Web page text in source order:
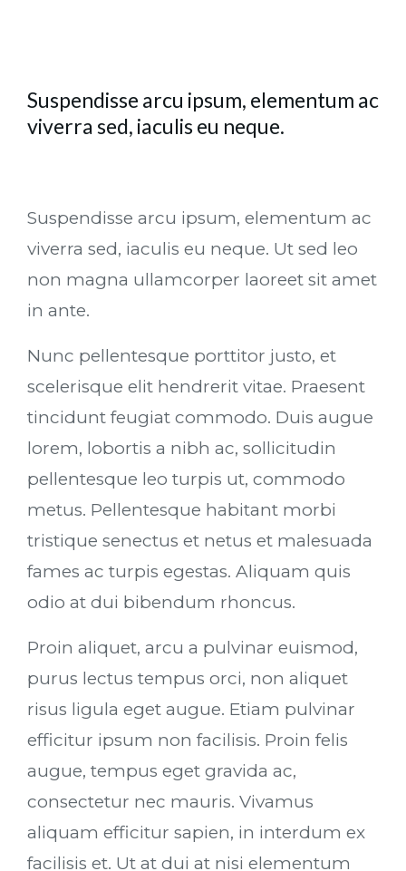
Suspendisse arcu ipsum, elementum ac
viverra sed, iaculis eu neque.
Suspendisse arcu ipsum, elementum ac
viverra sed, iaculis eu neque. Ut sed leo
non magna ullamcorper laoreet sit amet
in ante.
Nunc pellentesque porttitor justo, et
scelerisque elit hendrerit vitae. Praesent
tincidunt feugiat commodo. Duis augue
lorem, lobortis a nibh ac, sollicitudin
pellentesque leo turpis ut, commodo
metus. Pellentesque habitant morbi
tristique senectus et netus et malesuada
fames ac turpis egestas. Aliquam quis
odio at dui bibendum rhoncus.
Proin aliquet, arcu a pulvinar euismod,
purus lectus tempus orci, non aliquet
risus ligula eget augue. Etiam pulvinar
efficitur ipsum non facilisis. Proin felis
augue, tempus eget gravida ac,
consectetur nec mauris. Vivamus
aliquam efficitur sapien, in interdum ex
facilisis et. Ut at dui at nisi elementum